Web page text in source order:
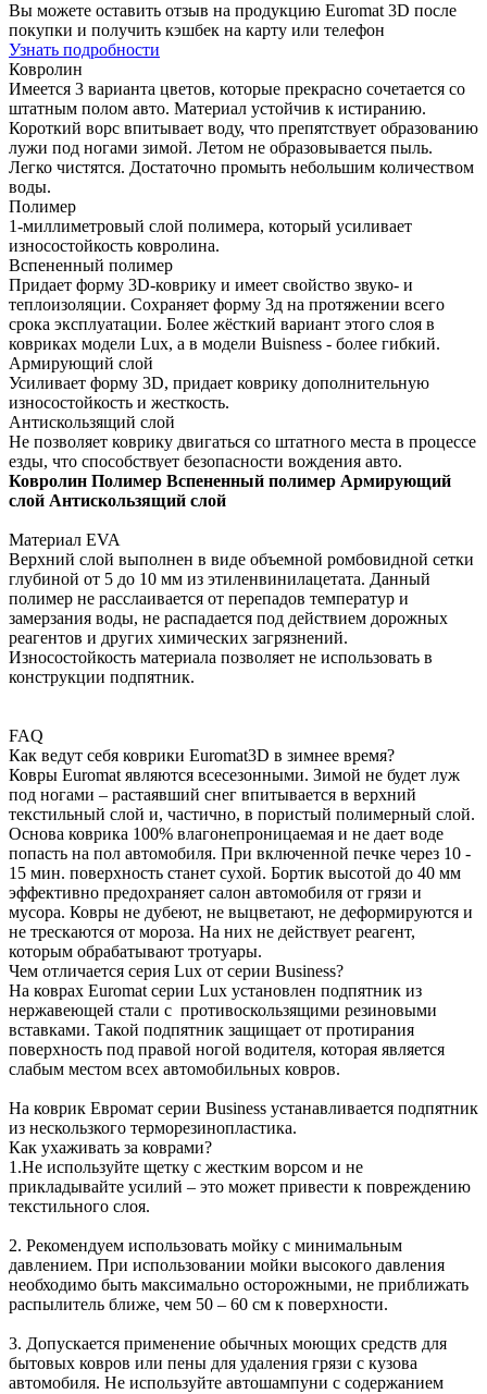
Вы можете оставить отзыв на продукцию Euromat 3D после
покупки и получить кэшбек на карту или телефон
Узнать подробности
Ковролин
Имеется 3 варианта цветов, которые прекрасно сочетается со
штатным полом авто. Материал устойчив к истиранию.
Короткий ворс впитывает воду, что препятствует образованию
лужи под ногами зимой. Летом не образовывается пыль.
Легко чистятся. Достаточно промыть небольшим количеством
воды.
Полимер
1-миллиметровый слой полимера, который усиливает
износостойкость ковролина.
Вспененный полимер
Придает форму 3D-коврику и имеет свойство звуко- и
теплоизоляции. Сохраняет форму 3д на протяжении всего
срока эксплуатации. Более жёсткий вариант этого слоя в
ковриках модели Lux, а в модели Buisness - более гибкий.
Армирующий слой
Усиливает форму 3D, придает коврику дополнительную
износостойкость и жесткость.
Антискользящий слой
Не позволяет коврику двигаться со штатного места в процессе
езды, что способствует безопасности вождения авто.
Ковролин Полимер Вспененный полимер Армирующий
слой Антискользящий слой
Материал EVA
Верхний слой выполнен в виде объемной ромбовидной сетки
глубиной от 5 до 10 мм из этиленвинилацетата. Данный
полимер не расслаивается от перепадов температур и
замерзания воды, не распадается под действием дорожных
реагентов и других химических загрязнений.
Износостойкость материала позволяет не использовать в
конструкции подпятник.
FAQ
Как ведут себя коврики Euromat3D в зимнее время?
Ковры Euromat являются всесезонными. Зимой не будет луж
под ногами – растаявший снег впитывается в верхний
текстильный слой и, частично, в пористый полимерный слой.
Основа коврика 100% влагонепроницаемая и не дает воде
попасть на пол автомобиля. При включенной печке через 10 -
15 мин. поверхность станет сухой. Бортик высотой до 40 мм
эффективно предохраняет салон автомобиля от грязи и
мусора. Ковры не дубеют, не выцветают, не деформируются и
не трескаются от мороза. На них не действует реагент,
которым обрабатывают тротуары.
Чем отличается серия Lux от серии Business?
На коврах Euromat серии Lux установлен подпятник из
нержавеющей стали с противоскользящими резиновыми
вставками. Такой подпятник защищает от протирания
поверхность под правой ногой водителя, которая является
слабым местом всех автомобильных ковров.
На коврик Евромат серии Business устанавливается подпятник
из нескользкого терморезинопластика.
Как ухаживать за коврами?
1.Не используйте щетку с жестким ворсом и не
прикладывайте усилий – это может привести к повреждению
текстильного слоя.
2. Рекомендуем использовать мойку с минимальным
давлением. При использовании мойки высокого давления
необходимо быть максимально осторожными, не приближать
распылитель ближе, чем 50 – 60 см к поверхности.
3. Допускается применение обычных моющих средств для
бытовых ковров или пены для удаления грязи с кузова
автомобиля. Не используйте автошампуни с содержанием